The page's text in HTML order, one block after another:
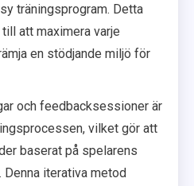
träningsprogram. Detta
att maximera varje
en stödjande miljö för
och feedbacksessioner är
vilket gör att
baserat på spelarens
iterativa metod